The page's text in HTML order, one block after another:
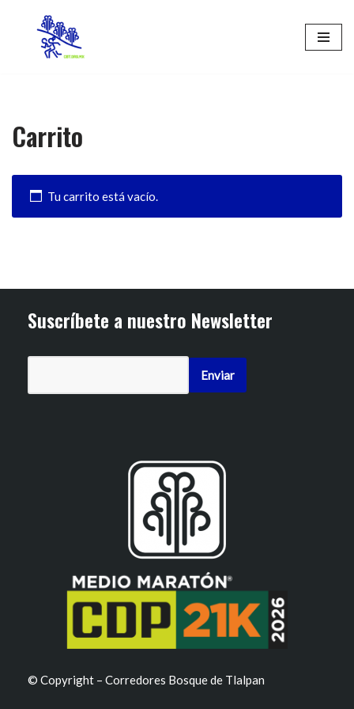
Saltar
Carrito
Tu carrito está vacío.
Suscríbete a nuestro Newsletter
© Copyright – Corredores Bosque de Tlalpan